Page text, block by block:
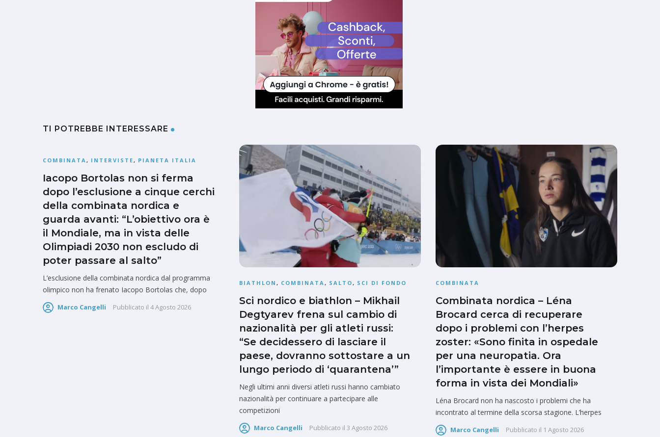
TI POTREBBE INTERESSARE
COMBINATA , INTERVISTE, PIANETA ITALIA
Iacopo Bortolas non si ferma
dopo l’esclusione a cinque cerchi
della combinata nordica e
guarda avanti: “L’obiettivo ora è
il Mondiale, ma in vista delle
Olimpiadi 2030 non escludo di
poter passare al salto”
L’esclusione della combinata nordica dal programma
olimpico non ha frenato Iacopo Bortolas che, dopo
Marco Cangelli Pubblicato il 4 Agosto 2026
BIATHLON , COMBINATA , SALTO, SCI DI FONDO
Sci nordico e biathlon – Mikhail
Degtyarev frena sul cambio di
nazionalità per gli atleti russi:
“Se decidessero di lasciare il
paese, dovranno sottostare a un
lungo periodo di ‘quarantena’”
Negli ultimi anni diversi atleti russi hanno cambiato
nazionalità per continuare a partecipare alle
competizioni
Marco Cangelli Pubblicato il 3 Agosto 2026
COMBINATA
Combinata nordica – Léna
Brocard cerca di recuperare
dopo i problemi con l’herpes
zoster: «Sono finita in ospedale
per una neuropatia. Ora
l’importante è essere in buona
forma in vista dei Mondiali»
Léna Brocard non ha nascosto i problemi che ha
incontrato al termine della scorsa stagione. L’herpes
Marco Cangelli Pubblicato il 1 Agosto 2026